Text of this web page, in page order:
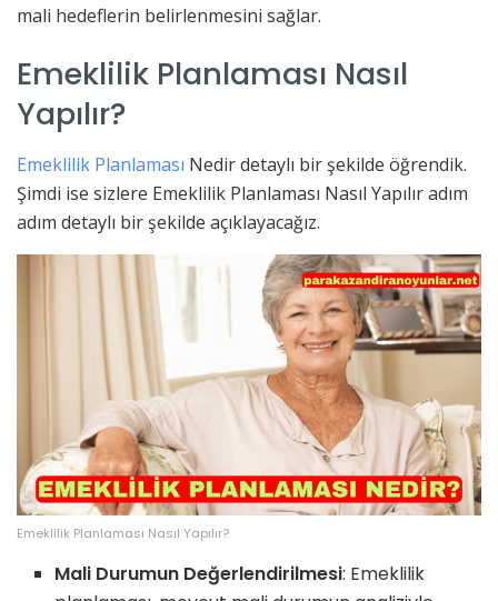
mali hedeflerin belirlenmesini sağlar.
Emeklilik Planlaması Nasıl
Yapılır?
Emeklilik Planlaması Nedir detaylı bir şekilde öğrendik.
Şimdi ise sizlere Emeklilik Planlaması Nasıl Yapılır adım
adım detaylı bir şekilde açıklayacağız.
Emeklilik Planlaması Nasıl Yapılır?
Mali Durumun Değerlendirilmesi: Emeklilik